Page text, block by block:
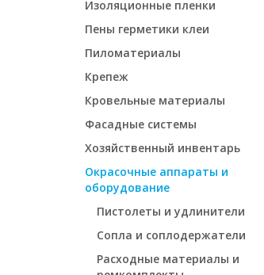
Изоляционные пленки
Пены герметики клеи
Пиломатериалы
Крепеж
Кровельные материалы
Фасадные системы
Хозяйственный инвентарь
Окрасочные аппараты и
оборудование
Пистолеты и удлинители
Сопла и соплодержатели
Расходные материалы и